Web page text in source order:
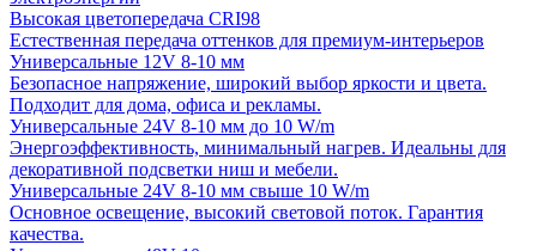
Высокая цветопередача CRI98
Естественная передача оттенков для премиум-интерьеров
Универсальные 12V 8-10 мм
Безопасное напряжение, широкий выбор яркости и цвета.
Подходит для дома, офиса и рекламы.
Универсальные 24V 8-10 мм до 10 W/m
Энергоэффективность, минимальный нагрев. Идеальны для
декоративной подсветки ниш и мебели.
Универсальные 24V 8-10 мм свыше 10 W/m
Основное освещение, высокий световой поток. Гарантия
качества.